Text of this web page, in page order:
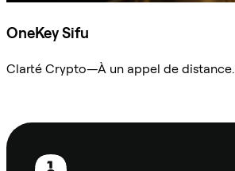
OneKey Sifu
Clarté Crypto—À un appel de distance.
Pied